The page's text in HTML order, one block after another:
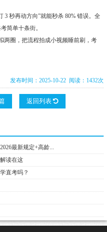
3 秒再动方向”就能秒杀 80% 错误。全
简单十条街。
两圈，把流程拍成小视频睡前刷，考
发布时间：2025-10-22 阅读：1432次
返回列表
最新规定+高龄...
读在这
直考吗？